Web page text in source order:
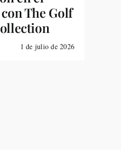
The Golf
1 de julio de 2026